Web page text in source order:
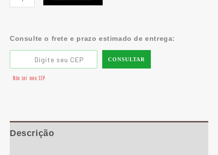
Consulte o frete e prazo estimado de entrega:
CONSULTAR
Não sei meu CEP
Descrição